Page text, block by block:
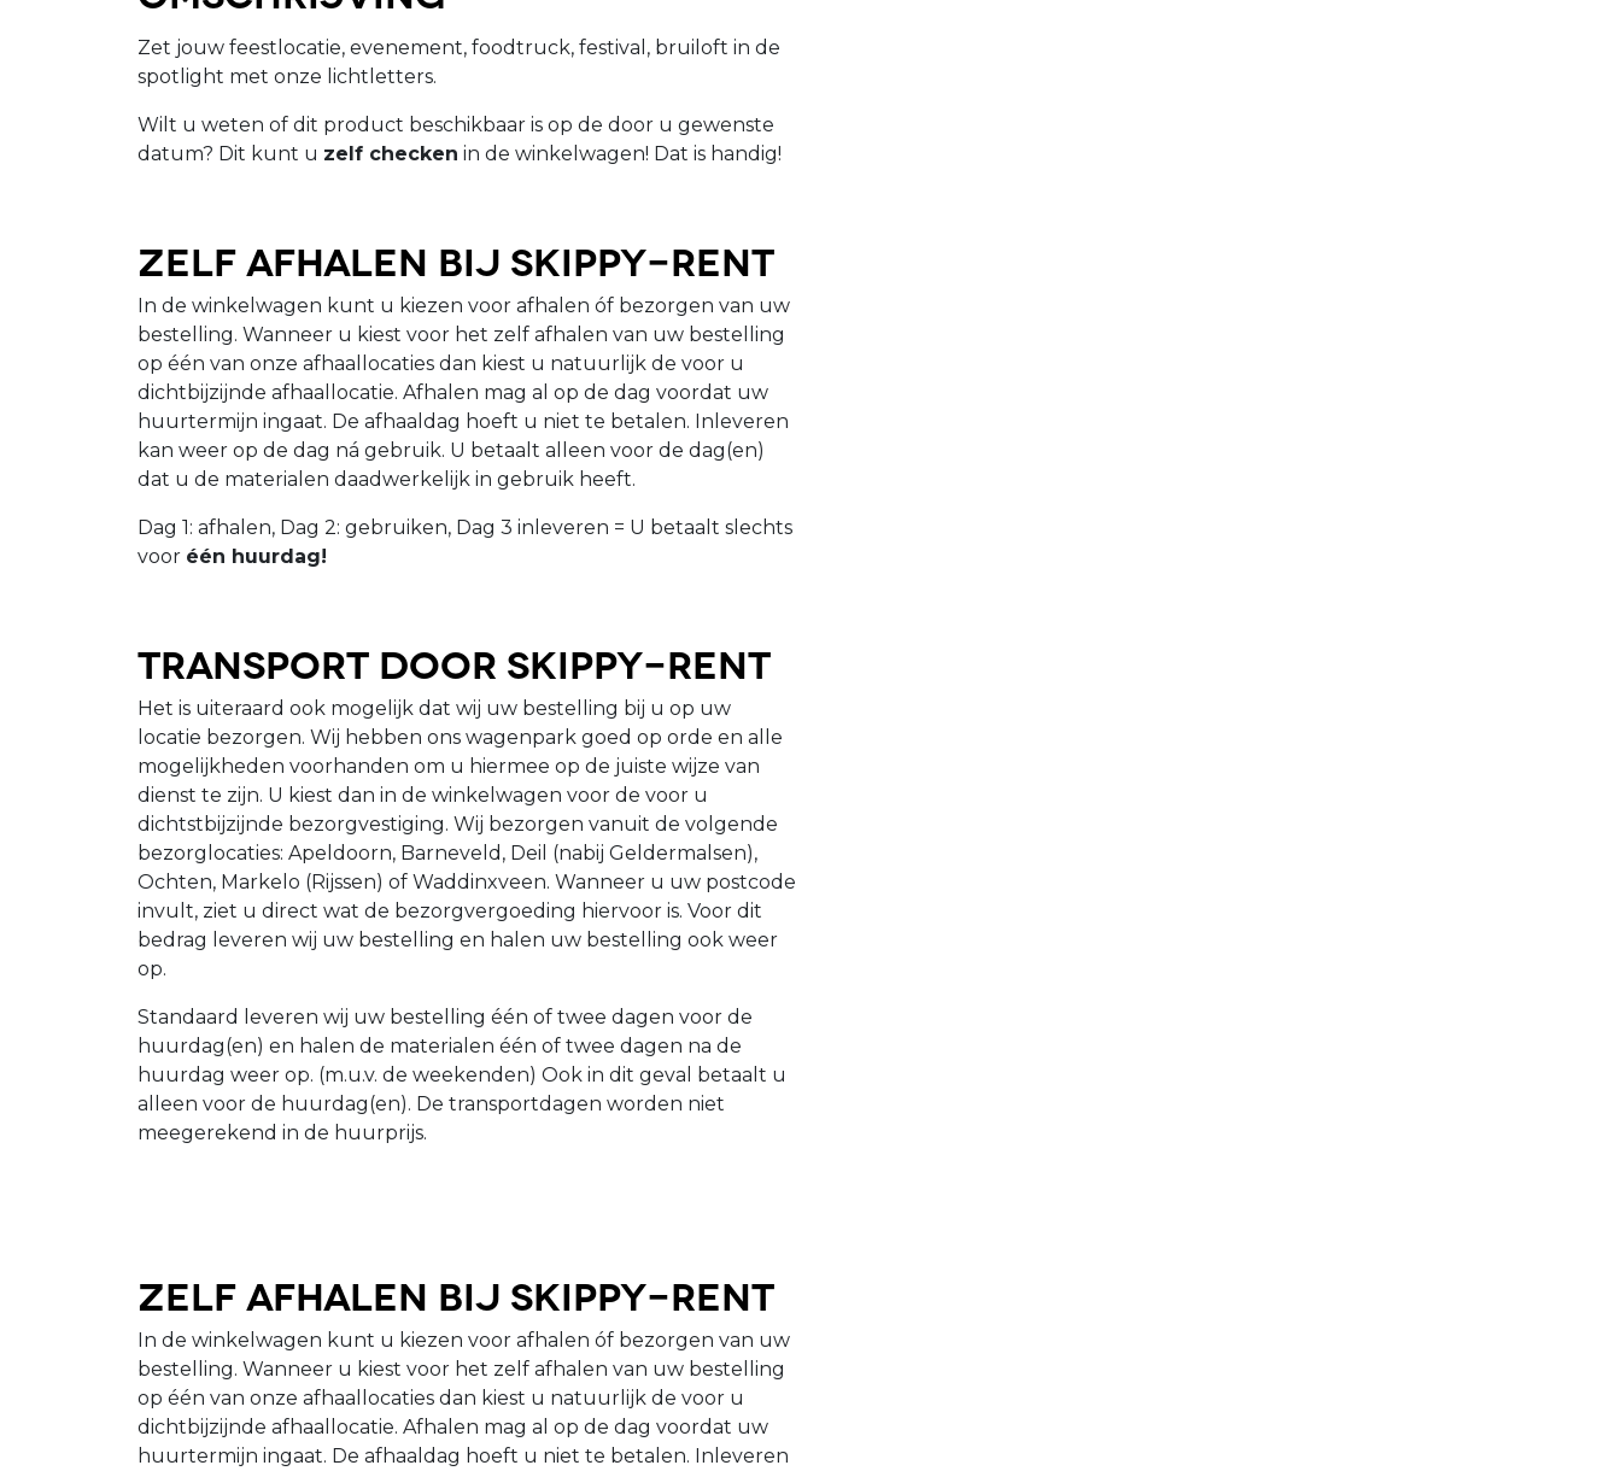
Zet jouw feestlocatie, evenement, foodtruck, festival, bruiloft in de
spotlight met onze lichtletters.
Wilt u weten of dit product beschikbaar is op de door u gewenste
datum? Dit kunt u zelf checken in de winkelwagen! Dat is handig!
Zelf afhalen bij Skippy-Rent
In de winkelwagen kunt u kiezen voor afhalen óf bezorgen van uw
bestelling. Wanneer u kiest voor het zelf afhalen van uw bestelling
op één van onze afhaallocaties dan kiest u natuurlijk de voor u
dichtbijzijnde afhaallocatie. Afhalen mag al op de dag voordat uw
huurtermijn ingaat. De afhaaldag hoeft u niet te betalen. Inleveren
kan weer op de dag ná gebruik. U betaalt alleen voor de dag(en)
dat u de materialen daadwerkelijk in gebruik heeft.
Dag 1: afhalen, Dag 2: gebruiken, Dag 3 inleveren = U betaalt slechts
voor één huurdag!
Transport door Skippy-Rent
Het is uiteraard ook mogelijk dat wij uw bestelling bij u op uw
locatie bezorgen. Wij hebben ons wagenpark goed op orde en alle
mogelijkheden voorhanden om u hiermee op de juiste wijze van
dienst te zijn. U kiest dan in de winkelwagen voor de voor u
dichtstbijzijnde bezorgvestiging. Wij bezorgen vanuit de volgende
bezorglocaties: Apeldoorn, Barneveld, Deil (nabij Geldermalsen),
Ochten, Markelo (Rijssen) of Waddinxveen. Wanneer u uw postcode
invult, ziet u direct wat de bezorgvergoeding hiervoor is. Voor dit
bedrag leveren wij uw bestelling en halen uw bestelling ook weer
op.
Standaard leveren wij uw bestelling één of twee dagen voor de
huurdag(en) en halen de materialen één of twee dagen na de
huurdag weer op. (m.u.v. de weekenden) Ook in dit geval betaalt u
alleen voor de huurdag(en). De transportdagen worden niet
meegerekend in de huurprijs.
Zelf afhalen bij Skippy-Rent
In de winkelwagen kunt u kiezen voor afhalen óf bezorgen van uw
bestelling. Wanneer u kiest voor het zelf afhalen van uw bestelling
op één van onze afhaallocaties dan kiest u natuurlijk de voor u
dichtbijzijnde afhaallocatie. Afhalen mag al op de dag voordat uw
huurtermijn ingaat. De afhaaldag hoeft u niet te betalen. Inleveren